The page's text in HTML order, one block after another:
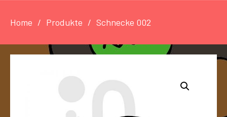
Home Produkte Schnecke 002